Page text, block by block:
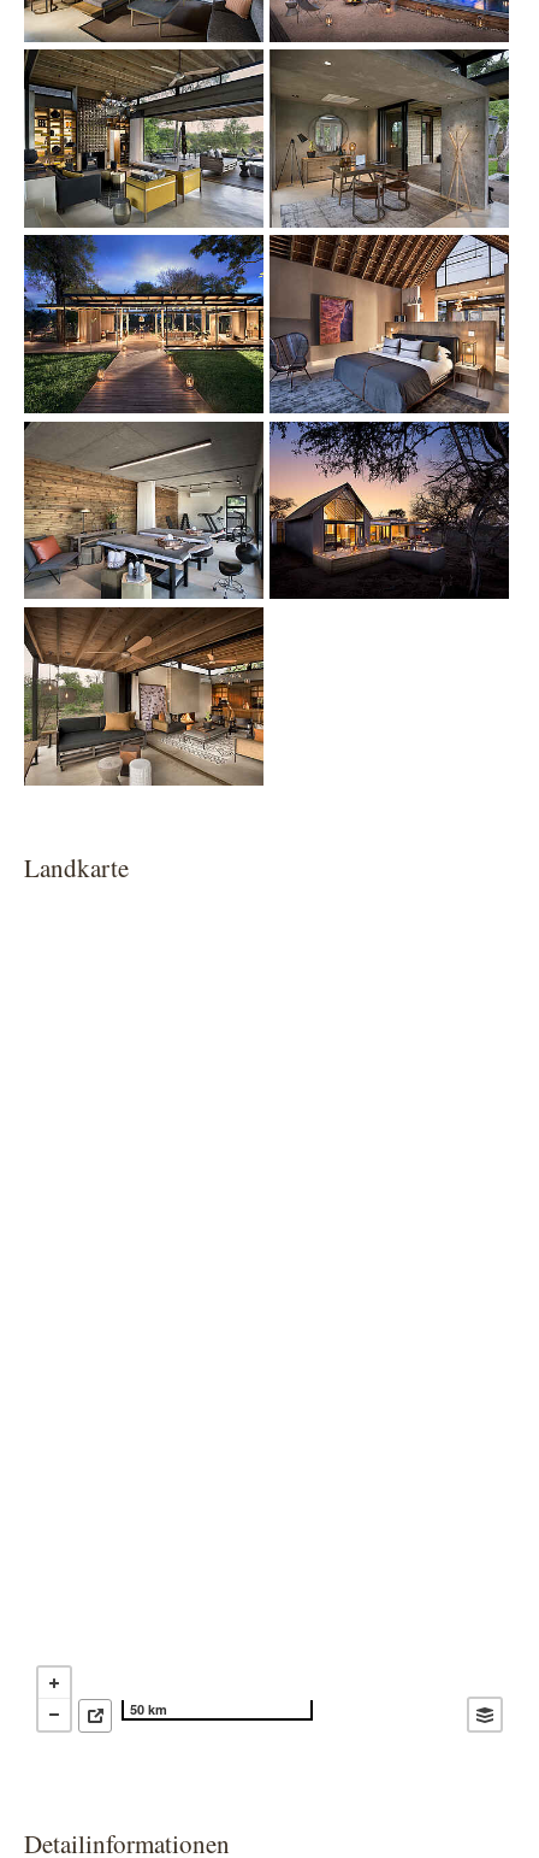
Show larger version Show larger version
Show larger version Show larger version
Show larger version Show larger version
Show larger version
Landkarte
50 km
Detailinformationen